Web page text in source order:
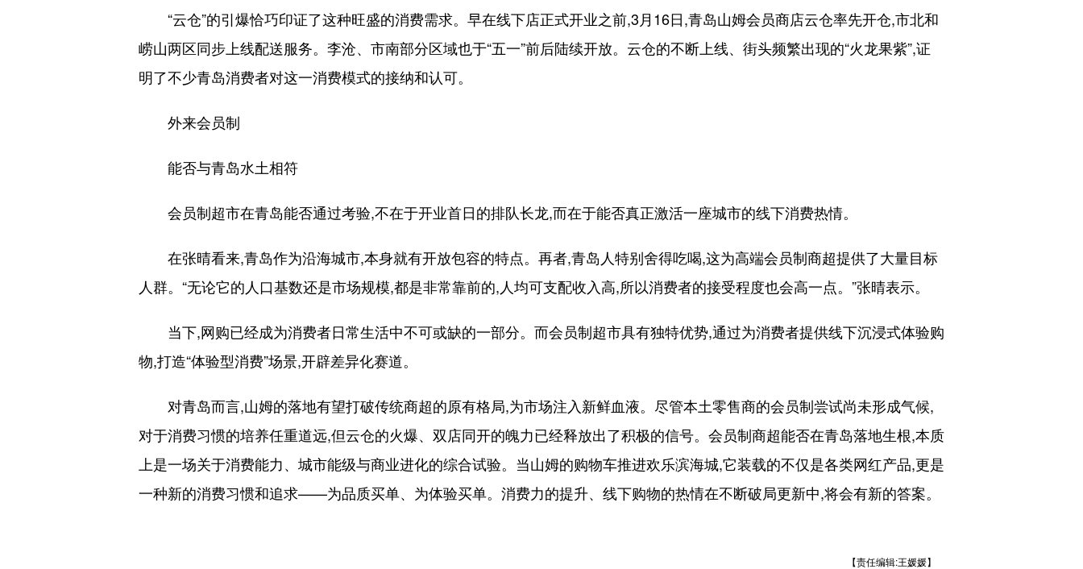
“云仓”的引爆恰巧印证了这种旺盛的消费需求。早在线下店正式开业之前,3月16日,青岛山姆会员商店云仓率先开仓,市北和
崂山两区同步上线配送服务。李沧、市南部分区域也于“五一”前后陆续开放。云仓的不断上线、街头频繁出现的“火龙果紫”,证
明了不少青岛消费者对这一消费模式的接纳和认可。
外来会员制
能否与青岛水土相符
会员制超市在青岛能否通过考验,不在于开业首日的排队长龙,而在于能否真正激活一座城市的线下消费热情。
在张晴看来,青岛作为沿海城市,本身就有开放包容的特点。再者,青岛人特别舍得吃喝,这为高端会员制商超提供了大量目标
人群。“无论它的人口基数还是市场规模,都是非常靠前的,人均可支配收入高,所以消费者的接受程度也会高一点。”张晴表示。
当下,网购已经成为消费者日常生活中不可或缺的一部分。而会员制超市具有独特优势,通过为消费者提供线下沉浸式体验购
物,打造“体验型消费”场景,开辟差异化赛道。
对青岛而言,山姆的落地有望打破传统商超的原有格局,为市场注入新鲜血液。尽管本土零售商的会员制尝试尚未形成气候,
对于消费习惯的培养任重道远,但云仓的火爆、双店同开的魄力已经释放出了积极的信号。会员制商超能否在青岛落地生根,本质
上是一场关于消费能力、城市能级与商业进化的综合试验。当山姆的购物车推进欢乐滨海城,它装载的不仅是各类网红产品,更是
一种新的消费习惯和追求——为品质买单、为体验买单。消费力的提升、线下购物的热情在不断破局更新中,将会有新的答案。
【责任编辑:王媛媛】